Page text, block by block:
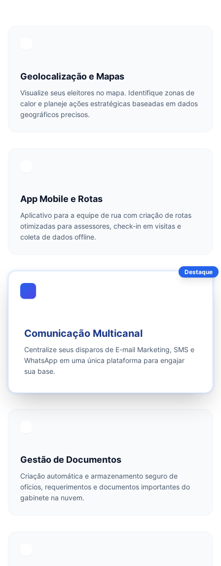
Geolocalização e Mapas
Visualize seus eleitores no mapa. Identifique zonas de
calor e planeje ações estratégicas baseadas em dados
geográficos precisos.
App Mobile e Rotas
Aplicativo para a equipe de rua com criação de rotas
otimizadas para assessores, check-in em visitas e
coleta de dados offline.
Destaque
Comunicação Multicanal
Centralize seus disparos de E-mail Marketing, SMS e
WhatsApp em uma única plataforma para engajar
sua base.
Gestão de Documentos
Criação automática e armazenamento seguro de
ofícios, requerimentos e documentos importantes do
gabinete na nuvem.